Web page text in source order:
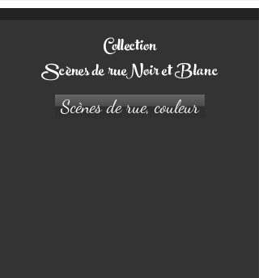
Collection
Scènes de rueNoir et Blanc
Scènes de rue, couleur